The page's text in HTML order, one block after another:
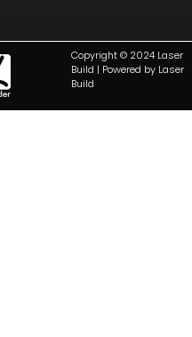
Copyright © 2024 Laser
Build | Powered by Laser
Build